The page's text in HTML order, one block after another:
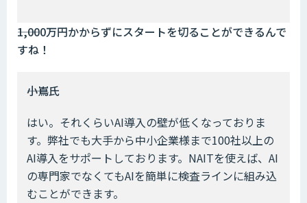
――1,000万円かからずにスタートを切ることができるんで
すね！
――小嶌氏
はい。それくらいAI導入の壁が低くなっておりま
す。弊社でも大手から中小企業様まで100社以上の
AI導入をサポートしております。NAITを使えば、AI
の専門家でなくてもAIを簡単に検査ラインに組み込
むことができます。